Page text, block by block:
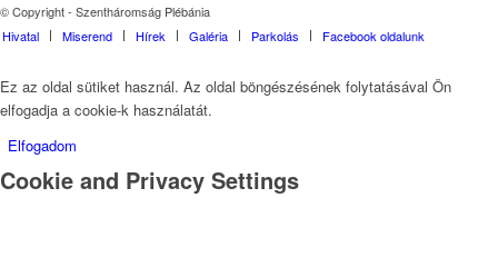
© Copyright - Szentháromság Plébánia
Hivatal
Miserend Hírek Galéria Parkolás Facebook oldalunk
Ez az oldal sütiket használ. Az oldal böngészésének folytatásával Ön
elfogadja a cookie-k használatát.
Elfogadom
Cookie and Privacy Settings